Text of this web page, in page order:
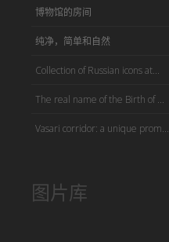
博物馆的房间
纯净，简单和自然
Collection of Russian icons at...
The real name of the Birth of ...
Vasari corridor: a unique prom...
图片库